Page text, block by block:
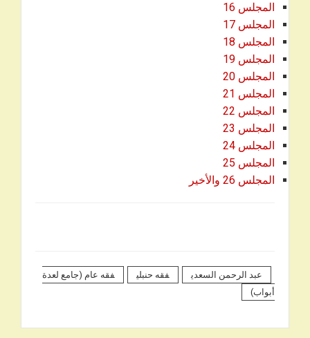
المجلس 16
المجلس 17
المجلس 18
المجلس 19
المجلس 20
المجلس 21
المجلس 22
المجلس 23
المجلس 24
المجلس 25
المجلس 26 والأخير
عبد الرحمن السعدي فقه حنبلي
فقه عام (جامع لعدة
أبواب)